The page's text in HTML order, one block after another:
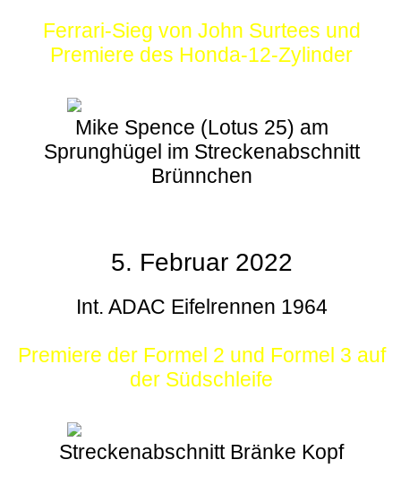
Ferrari-Sieg von John Surtees und
Premiere des Honda-12-Zylinder
Mike Spence (Lotus 25) am
Sprunghügel im Streckenabschnitt
Brünnchen
5. Februar 2022
Int. ADAC Eifelrennen 1964
Premiere der Formel 2 und Formel 3 auf
der Südschleife
Streckenabschnitt Bränke Kopf